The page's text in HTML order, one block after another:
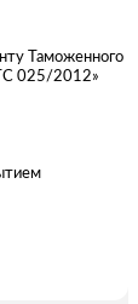
Таможенного
025/2012»